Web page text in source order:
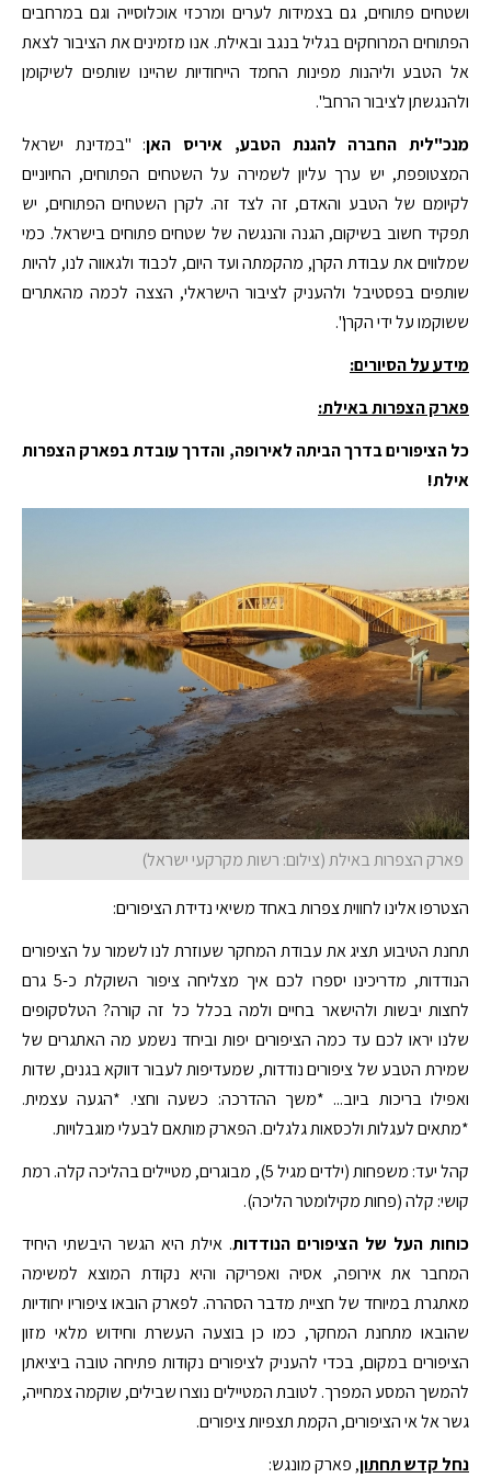
ושטחים פתוחים, גם בצמידות לערים ומרכזי אוכלוסייה וגם במרחבים
הפתוחים המרוחקים בגליל בנגב ובאילת. אנו מזמינים את הציבור לצאת
אל הטבע וליהנות מפינות החמד הייחודיות שהיינו שותפים לשיקומן
ולהנגשתן לציבור הרחב".
מנכ"לית החברה להגנת הטבע, איריס האן: "במדינת ישראל
המצטופפת, יש ערך עליון לשמירה על השטחים הפתוחים, החיוניים
לקיומם של הטבע והאדם, זה לצד זה. לקרן השטחים הפתוחים, יש
תפקיד חשוב בשיקום, הגנה והנגשה של שטחים פתוחים בישראל. כמי
שמלווים את עבודת הקרן, מהקמתה ועד היום, לכבוד ולגאווה לנו, להיות
שותפים בפסטיבל ולהעניק לציבור הישראלי, הצצה לכמה מהאתרים
ששוקמו על ידי הקרן".
מידע על הסיורים:
פארק הצפרות באילת:
כל הציפורים בדרך הביתה לאירופה, והדרך עובדת בפארק הצפרות
אילת!
פארק הצפרות באילת (צילום: רשות מקרקעי ישראל)
הצטרפו אלינו לחווית צפרות באחד משיאי נדידת הציפורים:
תחנת הטיבוע תציג את עבודת המחקר שעוזרת לנו לשמור על הציפורים
הנודדות, מדריכינו יספרו לכם איך מצליחה ציפור השוקלת כ-5 גרם
לחצות יבשות ולהישאר בחיים ולמה בכלל כל זה קורה? הטלסקופים
שלנו יראו לכם עד כמה הציפורים יפות וביחד נשמע מה האתגרים של
שמירת הטבע של ציפורים נודדות, שמעדיפות לעבור דווקא בגנים, שדות
ואפילו בריכות ביוב... *משך ההדרכה: כשעה וחצי. *הגעה עצמית.
*מתאים לעגלות ולכסאות גלגלים. הפארק מותאם לבעלי מוגבלויות.
קהל יעד: משפחות (ילדים מגיל 5), מבוגרים, מטיילים בהליכה קלה. רמת
קושי: קלה (פחות מקילומטר הליכה).
כוחות העל של הציפורים הנודדות. אילת היא הגשר היבשתי היחיד
המחבר את אירופה, אסיה ואפריקה והיא נקודת המוצא למשימה
מאתגרת במיוחד של חציית מדבר הסהרה. לפארק הובאו ציפוריו יחודיות
שהובאו מתחנת המחקר, כמו כן בוצעה העשרת וחידוש מלאי מזון
הציפורים במקום, בכדי להעניק לציפורים נקודות פתיחה טובה ביציאתן
להמשך המסע המפרך. לטובת המטיילים נוצרו שבילים, שוקמה צמחייה,
גשר אל אי הציפורים, הקמת תצפיות ציפורים.
נחל קדש תחתון, פארק מונגש: